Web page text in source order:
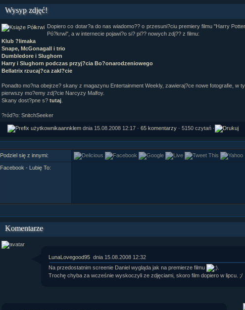
Wysyp zdjęć!
Dopiero co dotar?a do nas wiadomo?? o przesuni?ciu premiery filmu "Harry
Pó?krwi", a w internecie pojawi?o si? pi?? nowych zdj?? z filmu:
Klub ?limaka
Snape, McGonagall i trio
Dumbledore i Slughorn
Harry i Slughorn podczas przyj?cia Bo?onarodzeniowego
Bellatrix rzucaj?ca zakl?cie
Ponadto mo?na obejrze? skany z magazynu Entertainment Weekly, zawieraj?ce nowe fotografie, w
pierwszy mo?emy zdj?cie Narcyzy Malfoy.
Skany dost?pne s? tutaj.
?ród?o: SnitchSeeker
annklem dnia 15.08.2008 12:17 ·65 komentarzy · 5150 czytań ·
Podziel się z innymi:
Facebook - Lubię To:
Komentarze
LunaLovegood95 dnia 15.08.2008 12:32
Na przedostatnim screenie Daniel wygląda jak na premierze filmu
Trochę chyba za wcześnie wyskoczyli ze zdjęciami, skoro film dopiero w lipcu. ;/